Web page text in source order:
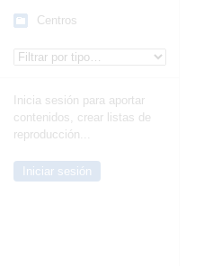
Centros
Inicia sesión para aportar
contenidos, crear listas de
reproducción...
Iniciar sesión